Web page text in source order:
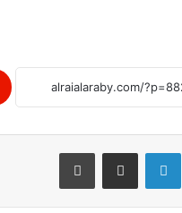
لينكدإن مشاركة عبر البريد طباعة